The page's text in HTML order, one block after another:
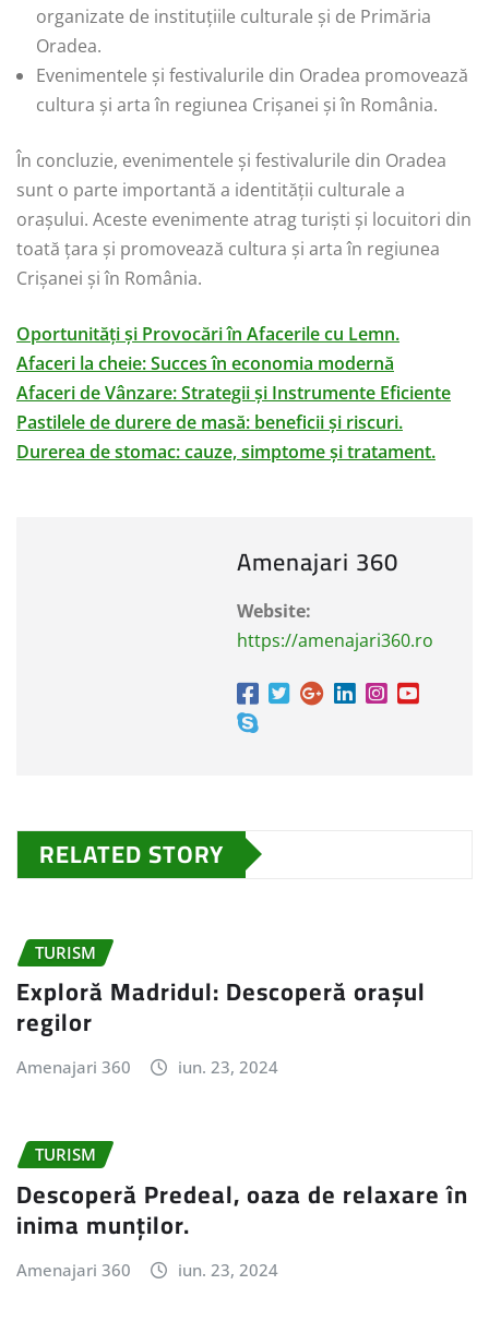
organizate de instituțiile culturale și de Primăria
Oradea.
Evenimentele și festivalurile din Oradea promovează
cultura și arta în regiunea Crișanei și în România.
În concluzie, evenimentele și festivalurile din Oradea
sunt o parte importantă a identității culturale a
orașului. Aceste evenimente atrag turiști și locuitori din
toată țara și promovează cultura și arta în regiunea
Crișanei și în România.
Oportunități și Provocări în Afacerile cu Lemn.
Afaceri la cheie: Succes în economia modernă
Afaceri de Vânzare: Strategii și Instrumente Eficiente
Pastilele de durere de masă: beneficii și riscuri.
Durerea de stomac: cauze, simptome și tratament.
Amenajari 360
Website:
https://amenajari360.ro
RELATED STORY
TURISM
Exploră Madridul: Descoperă orașul
regilor
Amenajari 360 iun. 23, 2024
TURISM
Descoperă Predeal, oaza de relaxare în
inima munților.
Amenajari 360 iun. 23, 2024